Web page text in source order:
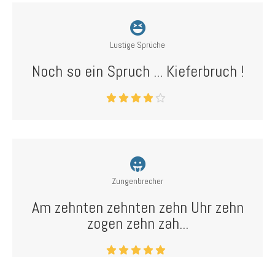
Lustige Sprüche
Noch so ein Spruch ... Kieferbruch !
Zungenbrecher
Am zehnten zehnten zehn Uhr zehn
zogen zehn zah...